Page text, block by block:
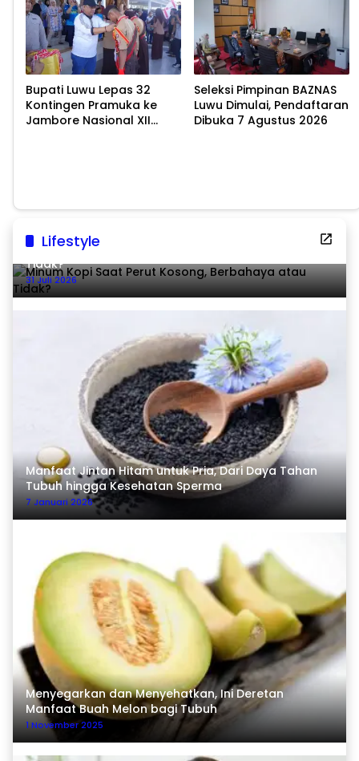
Bupati Luwu Lepas 32
Kontingen Pramuka ke
Jambore Nasional XII
Seleksi Pimpinan BAZNAS
Luwu Dimulai, Pendaftaran
Dibuka 7 Agustus 2026
Lifestyle
Minum Kopi Saat Perut Kosong, Berbahaya atau
Tidak?
31 Juli 2026
Manfaat Jintan Hitam untuk Pria, Dari Daya Tahan
Tubuh hingga Kesehatan Sperma
7 Januari 2026
Menyegarkan dan Menyehatkan, Ini Deretan
Manfaat Buah Melon bagi Tubuh
1 November 2025